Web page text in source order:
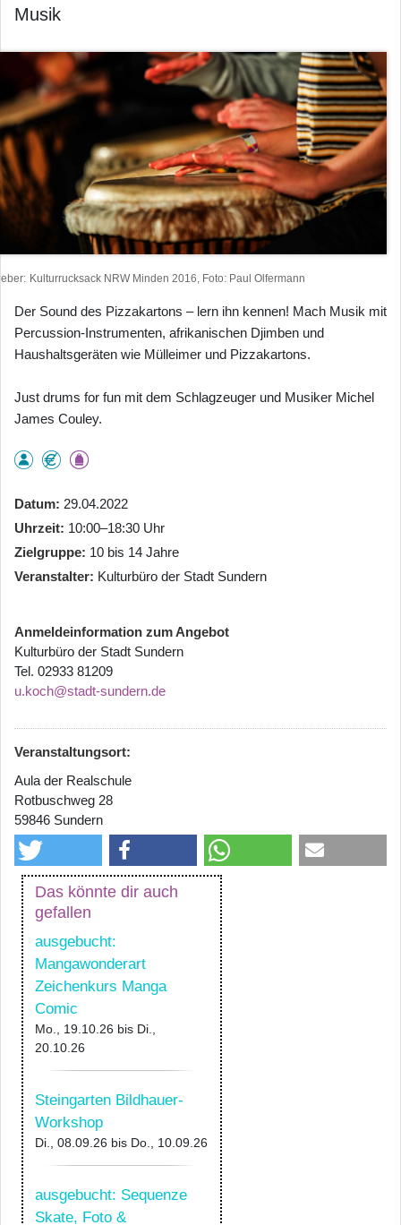
Musik
Kulturrucksack NRW Minden 2016, Foto: Paul Olfermann
Der Sound des Pizzakartons – lern ihn kennen! Mach Musik mit
Percussion-Instrumenten, afrikanischen Djimben und
Haushaltsgeräten wie Mülleimer und Pizzakartons.
Just drums for fun mit dem Schlagzeuger und Musiker Michel
James Couley.
Datum 29.04.2022
Uhrzeit 10:00–18:30 Uhr
Zielgruppe 10 bis 14 Jahre
Veranstalter Kulturbüro der Stadt Sundern
Anmeldeinformation zum Angebot
Kulturbüro der Stadt Sundern
Tel. 02933 81209
u.koch@stadt-sundern.de
Veranstaltungsort:
Aula der Realschule
Rotbuschweg 28
59846 Sundern
Das könnte dir auch
gefallen
ausgebucht:
Mangawonderart
Zeichenkurs Manga
Comic
Mo., 19.10.26 bis Di.,
20.10.26
Steingarten Bildhauer-
Workshop
Di., 08.09.26 bis Do., 10.09.26
ausgebucht: Sequenze
Skate, Foto &